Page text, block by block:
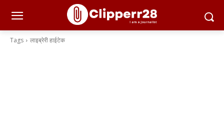
Tags लाइब्रेरी हाईटेक